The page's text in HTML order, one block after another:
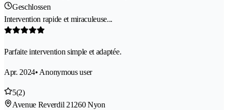
Geschlossen
Intervention rapide et miraculeuse...
Parfaite intervention simple et adaptée.
Apr. 2024• Anonymous user
5(2)
Avenue Reverdil 21260 Nyon